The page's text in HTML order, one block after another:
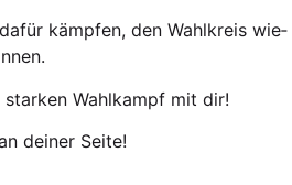
kämp­fen, den Wahl­kreis wie­
Wahl­kampf mit dir!
dei­ner Seite!